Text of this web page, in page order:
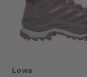
Lowa